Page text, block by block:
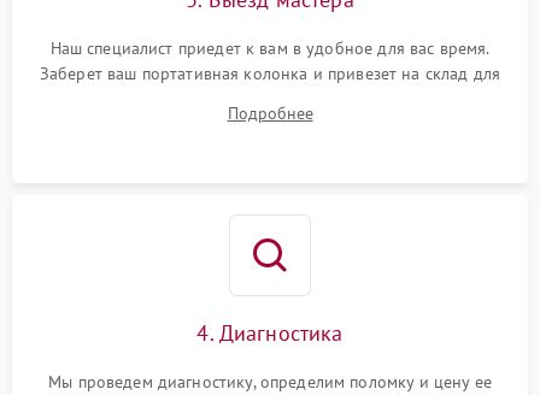
Наш специалист приедет к вам в удобное для вас время.
Заберет ваш портативная колонка и привезет на склад для
Подробнее
4. Диагностика
Мы проведем диагностику, определим поломку и цену ее